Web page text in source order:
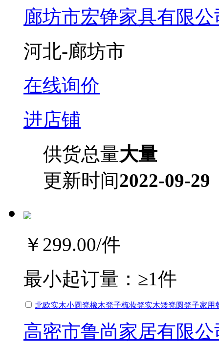
廊坊市宏铮家具有限公
河北-廊坊市
在线询价
进店铺
供货总量大量
更新时间2022-09-29
￥299.00/件
最小起订量： ≥1件
北欧实木小圆凳橡木凳子梳妆凳实木矮凳圆凳子家用
高密市鲁尚家居有限公